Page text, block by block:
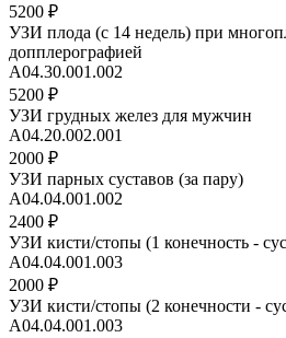
5200 ₽
УЗИ плода (с 14 недель) при
допплерографией
А04.30.001.002
5200 ₽
УЗИ грудных желез для мужчин
А04.20.002.001
2000 ₽
УЗИ парных суставов (за пару)
A04.04.001.002
2400 ₽
УЗИ кисти/стопы (1 конечность -
A04.04.001.003
2000 ₽
УЗИ кисти/стопы (2 конечности -
A04.04.001.003